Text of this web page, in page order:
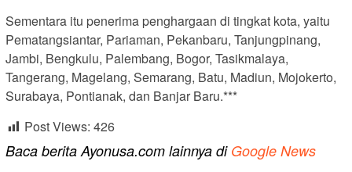
Sementara itu penerima penghargaan di tingkat kota, yaitu
Pematangsiantar, Pariaman, Pekanbaru, Tanjungpinang,
Jambi, Bengkulu, Palembang, Bogor, Tasikmalaya,
Tangerang, Magelang, Semarang, Batu, Madiun, Mojokerto,
Surabaya, Pontianak, dan Banjar Baru.***
Post Views: 426
Baca berita Ayonusa.com lainnya di Google News